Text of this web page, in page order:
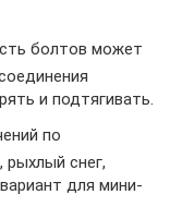
болтов может
и подтягивать.
по
рыхлый снег,
для мини-